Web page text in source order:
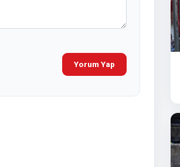
Yorum Yap